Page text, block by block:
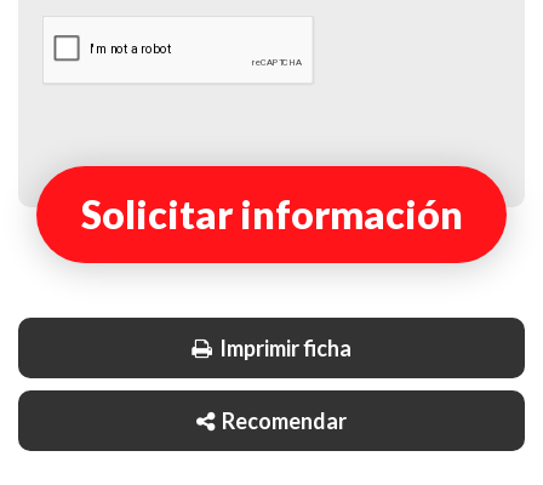
Solicitar información
Imprimir ficha
Recomendar